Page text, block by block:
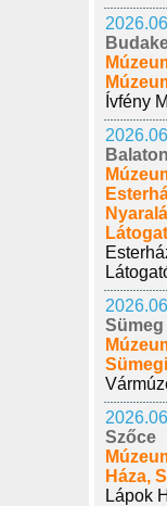
Ívfény
Sümeg
Szőce
Háza,
Lápok